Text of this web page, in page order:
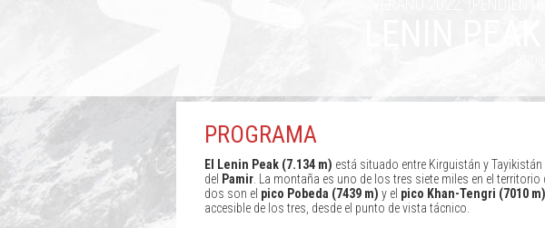
VERANO 2022.
PROGRAMA
El Lenin Peak (7.134 m) está situado entre Kirguistán y
del Pamir. La montaña es uno de los tres siete miles en el
dos son el pico Pobeda (7439 m) y el pico Khan-Tengri (7010 m)
accesible de los tres, desde el punto de vista tácnico.